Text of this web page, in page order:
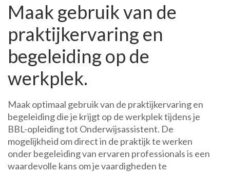
Maak gebruik van de
praktijkervaring en
begeleiding op de
werkplek.
Maak optimaal gebruik van de praktijkervaring en
begeleiding die je krijgt op de werkplek tijdens je
BBL-opleiding tot Onderwijsassistent. De
mogelijkheid om direct in de praktijk te werken
onder begeleiding van ervaren professionals is een
waardevolle kans om je vaardigheden te